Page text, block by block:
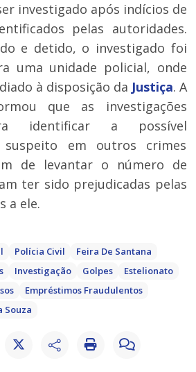
investigado após indícios de
pelas autoridades.
e detido, o investigado foi
uma unidade policial, onde
à disposição da Justiça. A
que as investigações
identificar a possível
suspeito em outros crimes
de levantar o número de
ter sido prejudicadas pelas
a ele.
Polícia Civil
Feira De Santana
Investigação Golpes
Estelionato
Empréstimos Fraudulentos
Souza